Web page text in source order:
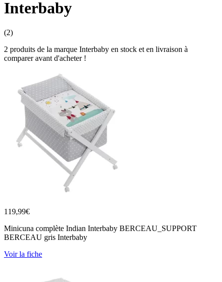
Interbaby
(2)
2 produits de la marque Interbaby en stock et en livraison à
comparer avant d'acheter !
119,99€
Minicuna complète Indian Interbaby BERCEAU_SUPPORT
BERCEAU gris Interbaby
Voir la fiche